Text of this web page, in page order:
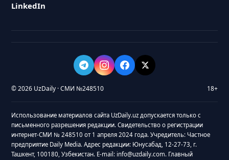
LinkedIn
© 2026 UzDaily · СМИ №248510 18+
Использование материалов сайта UzDaily.uz допускается только с
письменного разрешения редакции. Свидетельство о регистрации
интернет-СМИ № 248510 от 1 апреля 2024 года. Учредитель: Частное
предприятие Daily Media. Адрес редакции: Юнусабад, 12-27-73, г.
Ташкент, 100180, Узбекистан. E-mail: info@uzdaily.com. Главный